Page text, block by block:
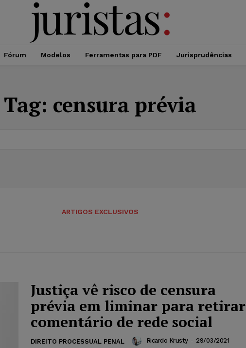
Fórum Modelos Ferramentas para PDF Jurisprudências
Tag: censura prévia
ARTIGOS EXCLUSIVOS
Justiça vê risco de censura
prévia em liminar para retirar
comentário de rede social
DIREITO PROCESSUAL PENAL Ricardo Krusty - 29/03/2021